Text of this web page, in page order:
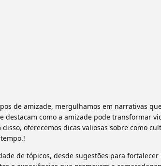
de amizade, mergulhamos em narrativas
destacam como a amizade pode transformar
oferecemos dicas valiosas sobre como
de tópicos, desde sugestões para